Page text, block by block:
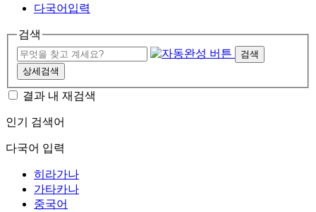
다국어입력
검색
검색
상세검색
결과 내 재검색
인기 검색어
다국어 입력
히라가나
가타카나
중국어